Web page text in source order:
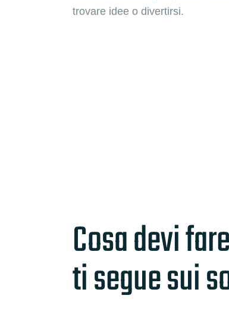
trovare idee o divertirsi.
Cosa devi
ti segue sui